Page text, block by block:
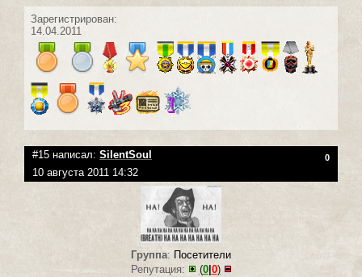
Зарегистрирован:
14.04.2011
#15 написал: SilentSoul 0
10 августа 2011 14:32
Группа: Посетители
Репутация:
(0| 0)